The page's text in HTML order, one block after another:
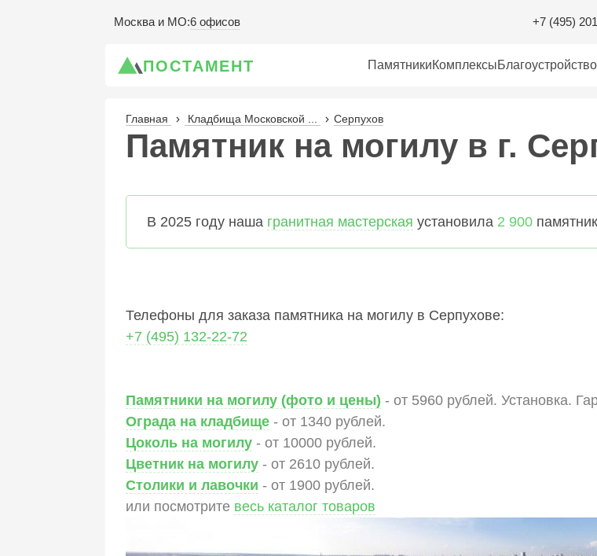
Москва и МО:6 офисов +7 (495)
ПОСТАМЕНТ ПамятникиКомплексыБлагоустройство
Главная Кладбища Московской ... Серпухов
Памятник на могилу в г.
В 2025 году наша гранитная мастерская установила 2 900
Телефоны для заказа памятника на могилу в Серпухове:
+7 (495) 132-22-72
Памятники на могилу (фото и цены) - от 5960 рублей. Установка.
Ограда на кладбище - от 1340 рублей.
Цоколь на могилу - от 10000 рублей.
Цветник на могилу - от 2610 рублей.
Столики и лавочки - от 1900 рублей.
или посмотрите весь каталог товаров